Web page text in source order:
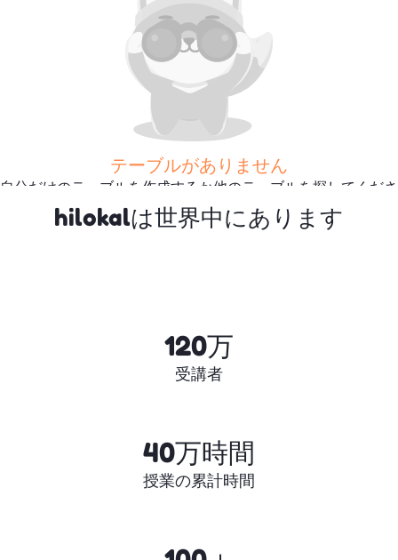
テーブルがありません
自分だけのテーブルを作成するか他のテーブルを探してくださ
さらに多くのテーブルを探
hilokalは世界中にあります
120万
受講者
40万時間
授業の累計時間